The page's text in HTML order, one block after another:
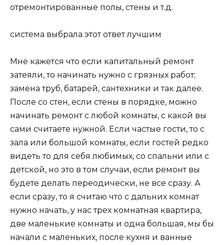
отремонтированные полы, стены и т.д.
система выбрала этот ответ лучшим
Мне кажется что если капитальный ремонт
затеяли, то начинать нужно с грязных работ;
замена труб, батарей, сантехники и так далее.
После со стен, если стены в порядке, можно
начинать ремонт с любой комнаты, с какой вы
сами считаете нужной. Если частые гости, то с
зала или большой комнаты, если гостей редко
видеть то для себя любимых, со спальни или с
детской, но это в том случаи, если ремонт вы
будете делать переодически, не все сразу. А
если сразу, то я считаю что с дальних комнат
нужно начать, у нас трех комнатная квартира,
две маленькие комнаты и одна большая, мы бы
начали с маленьких, после кухня и ванные